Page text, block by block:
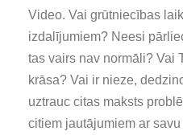
Video. Vai grūtniecības
izdalījumiem? Neesi
tas vairs nav normāli? Vai
krāsa? Vai ir nieze,
uztrauc citas maksts
citiem jautājumiem ar